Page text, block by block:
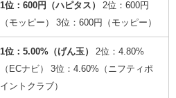
1位：600円（ハピタス）
2位：600円
（モッピー）
3位：600円（モッピー）
1位：5.00%（げん玉）
2位：4.80%
（ECナビ）
3位：4.60%（ニフティポ
イントクラブ）